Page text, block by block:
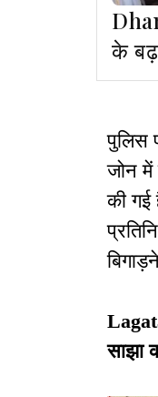
के
सड़क
पुलिस
जोन में
की गई
साझा